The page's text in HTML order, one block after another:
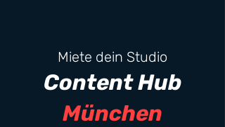
Miete dein Studio
Content Hub
München